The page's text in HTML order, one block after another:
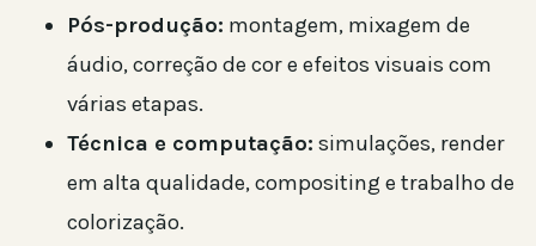
Pós-produção: montagem, mixagem de
áudio, correção de cor e efeitos visuais com
várias etapas.
Técnica e computação: simulações, render
em alta qualidade, compositing e trabalho de
colorização.